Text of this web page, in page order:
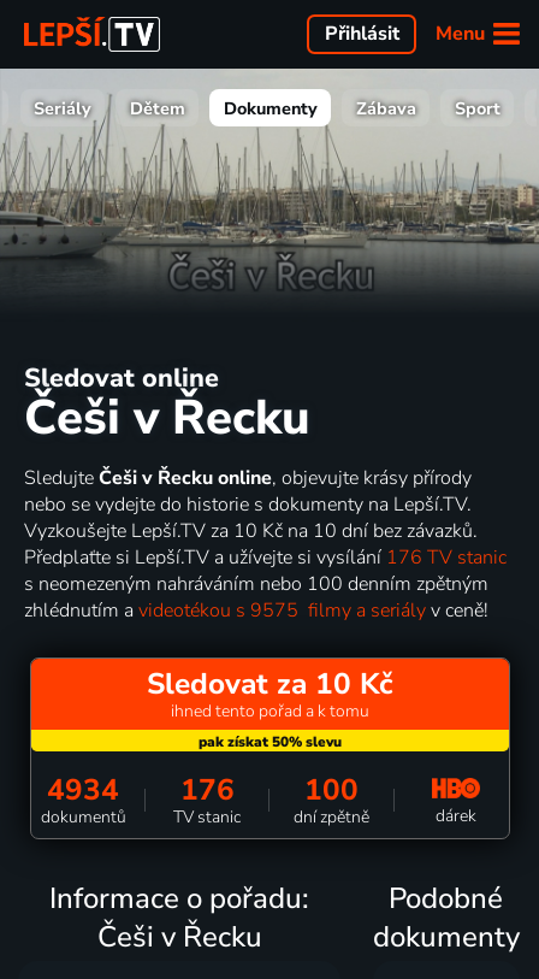
Menu
Přihlásit
Seriály Dětem Dokumenty Zábava Sport
Sledovat online
Češi v Řecku
SledujteČeši v Řecku online, objevujte krásy přírody
nebo se vydejte do historie s dokumenty na Lepší.TV.
Vyzkoušejte Lepší.TV za 10 Kč na 10 dní bez závazků.
Předplaťte si Lepší.TV a užívejte si vysílání 176 TV stanic
s neomezeným nahráváním nebo 100 denním zpětným
zhlédnutím a videotékou s 9575 filmy a seriályv ceně!
Sledovat za 10 Kč
ihned tento pořad a k tomu
4934
dokumentů
176
TV stanic
100
dní zpětně dárek
Informace o pořadu:
Češi v Řecku
Podobné
dokumenty